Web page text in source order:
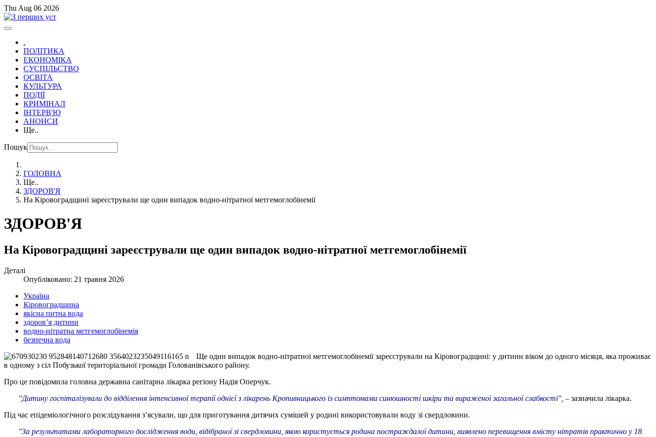
Thu Aug 06 2026
.
ПОЛІТИКА
ЕКОНОМІКА
СУСПІЛЬСТВО
ОСВІТА
КУЛЬТУРА
ПОДІЇ
КРИМІНАЛ
ІНТЕРВ'Ю
АНОНСИ
Ще..
Пошук
ГОЛОВНА
Ще..
ЗДОРОВ'Я
На Кіровоградщині зареєстрували ще один випадок водно-нітратної метгемоглобінемії
ЗДОРОВ'Я
На Кіровоградщині зареєстрували ще один випадок водно-нітратної метгемоглобінемії
Деталі
Опубліковано: 21 травня 2026
Україна
Кіровоградщина
якісна питна вода
здоров’я дитини
водно-нітратна метгемоглобінемія
безпечна вода
Ще один випадок водно-нітратної метгемоглобінемії зареєстрували на Кіровоградщині: у дитини віком до одного місяця, яка проживає
в одному з сіл Побузької територіальної громади Голованівського району.
Про це повідомила головна державна санітарна лікарка регіону Надія Оперчук.
"Дитину госпіталізували до відділення інтенсивної терапії однієї з лікарень Кропивницького із симптомами синюшності шкіри та вираженої загальної слабкості", – зазначила лікарка.
Під час епідеміологічного розслідування з’ясували, що для приготування дитячих сумішей у родині використовували воду зі свердловини.
"За результатами лабораторного дослідження води, відібраної зі свердловини, якою користується родина постраждалої дитини, виявлено перевищення вмісту нітратів практично у 18